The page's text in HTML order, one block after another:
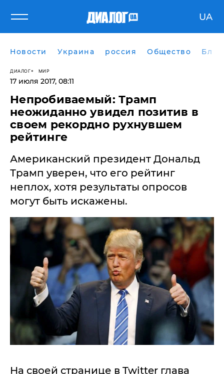
UA
Новости Украина россия Общество
ДИАЛОГ МИР
17 июля 2017, 08:11
Непробиваемый: Трамп
неожиданно увидел позитив в
своем рекордно рухнувшем
рейтинге
​Американский президент Дональд
Трамп уверен, что его рейтинг
неплох, хотя результаты опросов
могут быть искажены.
На своей странице в Twitter глава